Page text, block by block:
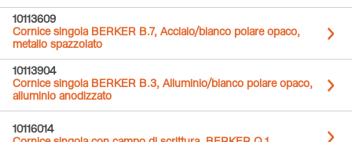
10113609
Cornice singola BERKER B.7, Acciaio/bianco polare opaco,
metallo spazzolato
10113904
Cornice singola BERKER B.3, Alluminio/bianco polare opaco,
alluminio anodizzato
10116014